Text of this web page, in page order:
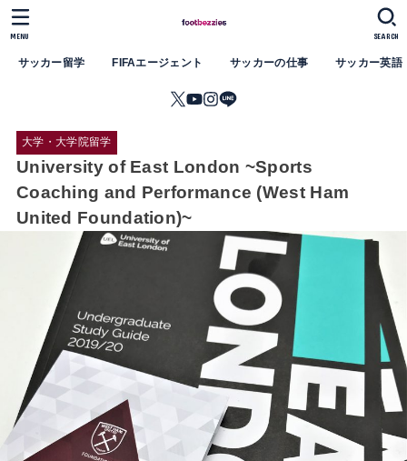
サッカー留学 FIFAエージェント サッカーの仕事 サッカー英語
SEARCH
MENU
大学・大学院留学
University of East London ~Sports
Coaching and Performance (West Ham
United Foundation)~